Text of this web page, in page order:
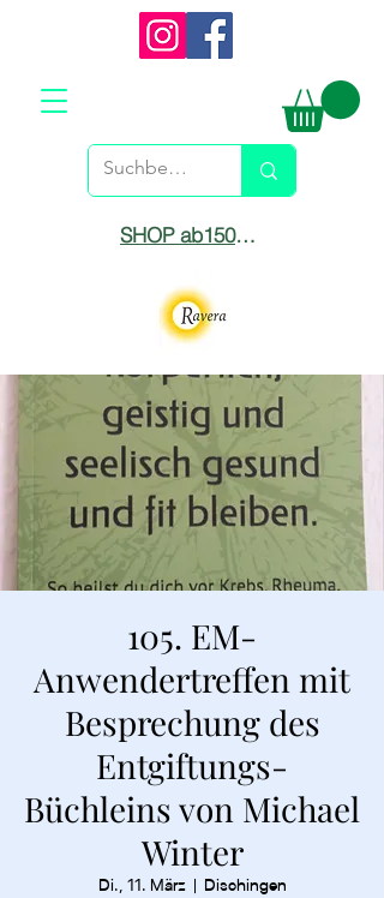
SHOP ab150€ versandkostenfrei
105. EM-
Anwendertreffen mit
Besprechung des
Entgiftungs-
Büchleins von Michael
Winter
Di., 11. März
  |
Dischingen